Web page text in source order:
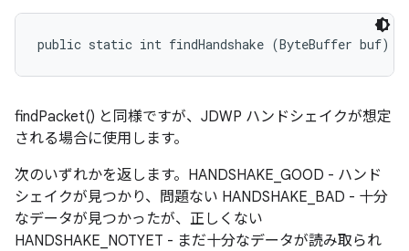
public static int findHandshake (ByteBuffer buf)
findPacket() と同様ですが、JDWP ハンドシェイクが想定
される場合に使用します。
次のいずれかを返します。HANDSHAKE_GOOD - ハンド
シェイクが見つかり、問題ない HANDSHAKE_BAD - 十分
なデータが見つかったが、正しくない
HANDSHAKE_NOTYET - まだ十分なデータが読み取られ